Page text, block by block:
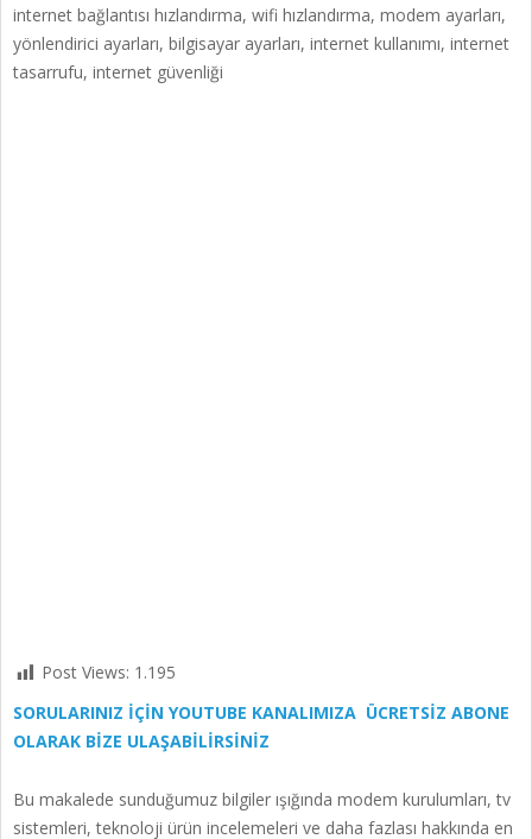
internet bağlantısı hızlandırma, wifi hızlandırma, modem ayarları,
yönlendirici ayarları, bilgisayar ayarları, internet kullanımı, internet
tasarrufu, internet güvenliği
Post Views: 1.195
SORULARINIZ İÇİN YOUTUBE KANALIMIZA ÜCRETSİZ ABONE
OLARAK BİZE ULAŞABİLİRSİNİZ
Bu makalede sunduğumuz bilgiler ışığında modem kurulumları, tv
sistemleri, teknoloji ürün incelemeleri ve daha fazlası hakkında en